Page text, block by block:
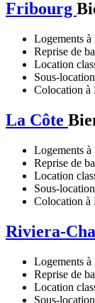
Fribourg
Logements
Reprise de
Location
Sous-
Colocation à
La Côte
Logements à
Reprise de
Location
Sous-
Colocation à
Riviera-
Logements
Reprise de
Location
Sous-